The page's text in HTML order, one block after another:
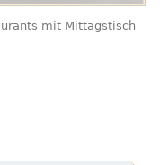
mit Mittagstisch